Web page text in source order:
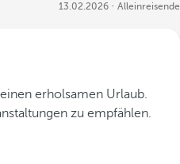
13.02.2026 Alleinreisende
erholsamen Urlaub.
zu empfählen.